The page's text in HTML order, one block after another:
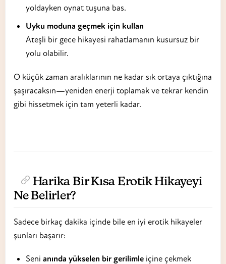
yoldayken oynat tuşuna bas.
Uyku moduna geçmek için kullan
Ateşli bir gece hikayesi rahatlamanın kusursuz bir
yolu olabilir.
O küçük zaman aralıklarının ne kadar sık ortaya çıktığına
şaşıracaksın—yeniden enerji toplamak ve tekrar kendin
gibi hissetmek için tam yeterli kadar.
Harika Bir Kısa Erotik Hikayeyi
Ne Belirler?
Sadece birkaç dakika içinde bile en iyi erotik hikayeler
şunları başarır:
Seni anında yükselen bir gerilimleiçine çekmek